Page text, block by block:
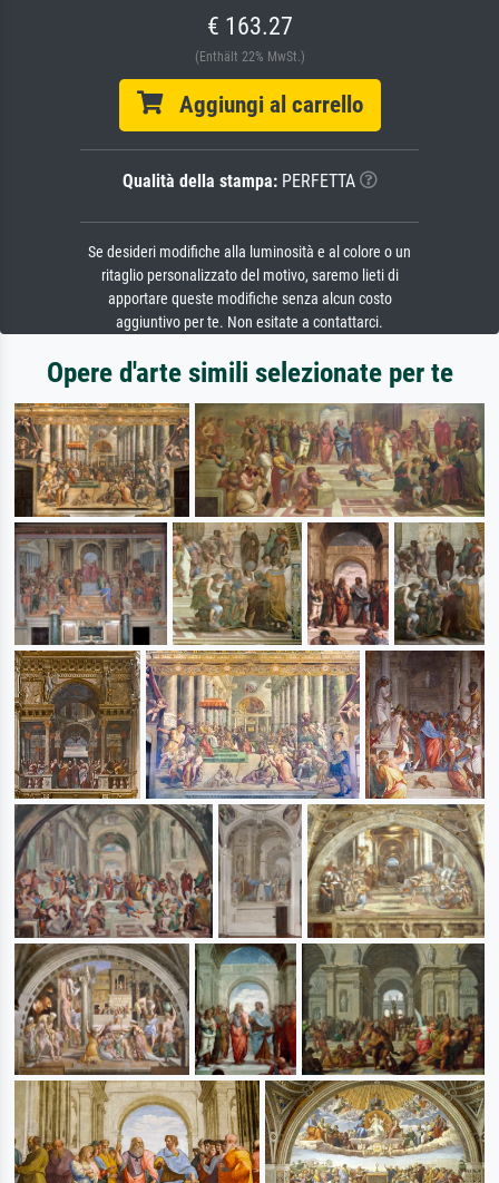
€ 163.27
(Enthält 22% MwSt.)
Aggiungi al carrello
Qualità della stampa:PERFETTA
Se desideri modifiche alla luminosità e al colore o un
ritaglio personalizzato del motivo, saremo lieti di
apportare queste modifiche senza alcun costo
aggiuntivo per te. Non esitate a contattarci.
Opere d'arte simili selezionate per te